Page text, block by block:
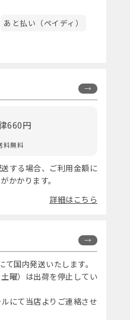
あと払い（ペイディ）
660円
料無料
する場合、ご利用金額に
かかります。
詳細はこちら
国内発送いたします。
曜）は出荷を停止してい
にて当店よりご連絡させ